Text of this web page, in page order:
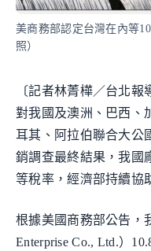
美商務部認定台灣在內等
照）
〔記者林菁樺／台北
對我國及澳洲、巴西、
耳其、阿拉伯聯合大公
銷調查最終結果，我國
等稅率，經濟部持續協
根據美國商務部公告，
Enterprise Co., Ltd.）